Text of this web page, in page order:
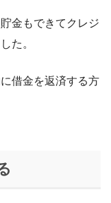
金もできてクレジ
た。
借金を返済する方